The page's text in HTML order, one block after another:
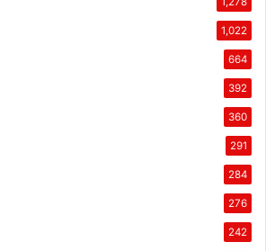
1,022
664
392
360
291
284
276
242